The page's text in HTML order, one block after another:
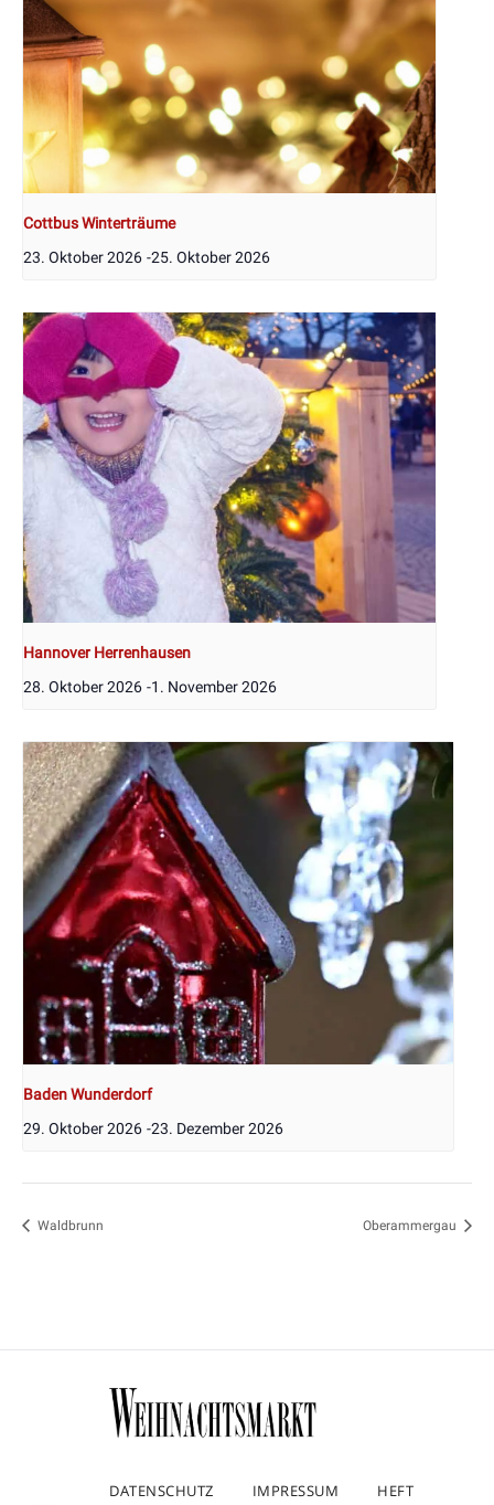
Cottbus Winterträume
23. Oktober 2026 -25. Oktober 2026
Hannover Herrenhausen
28. Oktober 2026 -1. November 2026
Baden Wunderdorf
29. Oktober 2026 -23. Dezember 2026
Waldbrunn Oberammergau
DATENSCHUTZ IMPRESSUM HEFT